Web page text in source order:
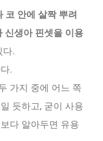
코 안에 살짝 뿌려
신생아 핀셋을 이용
다.
.
가지 중에 어느 쪽
듯하고, 굳이 사용
다 알아두면 유용